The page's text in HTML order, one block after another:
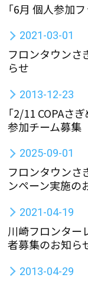
「6月 個人参加
2021-03-01
フロンタウンさ
らせ
2013-12-23
「2/11 COPAさ
参加チーム募集
2025-09-01
フロンタウンさ
ンペーン実施の
2021-04-19
川崎フロンター
者募集のお知ら
2013-04-29